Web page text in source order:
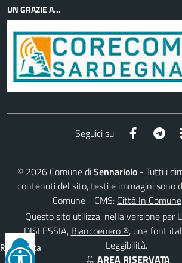
UN GRAZIE A...
Seguici su Facebook
© 2026 Comune diSennariolo - Tutti i
contenuti del sito, testi e immagini sono
Comune - CMS: Città In Comune
Questo sito utilizza, nella versione per
DISLESSIA, Biancoenero ®, una font
Leggibilità.
AREA RISERVATA
Reimposta
tutto